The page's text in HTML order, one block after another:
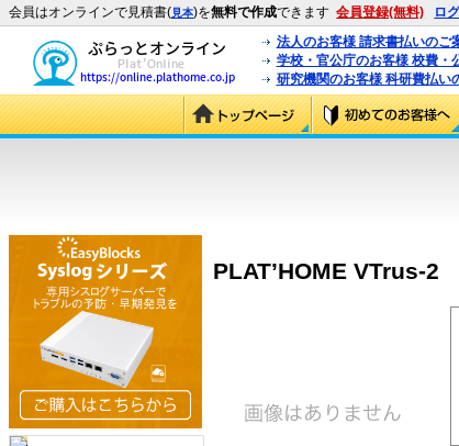
会員はオンラインで見積書(見本)を無料で作成できます 会員登録(無料) ロ
法人のお客様 請求書払いのご
学校・官公庁のお客様 校費・
研究機関のお客様 科研費払い
PLAT’HOME VTrus-2